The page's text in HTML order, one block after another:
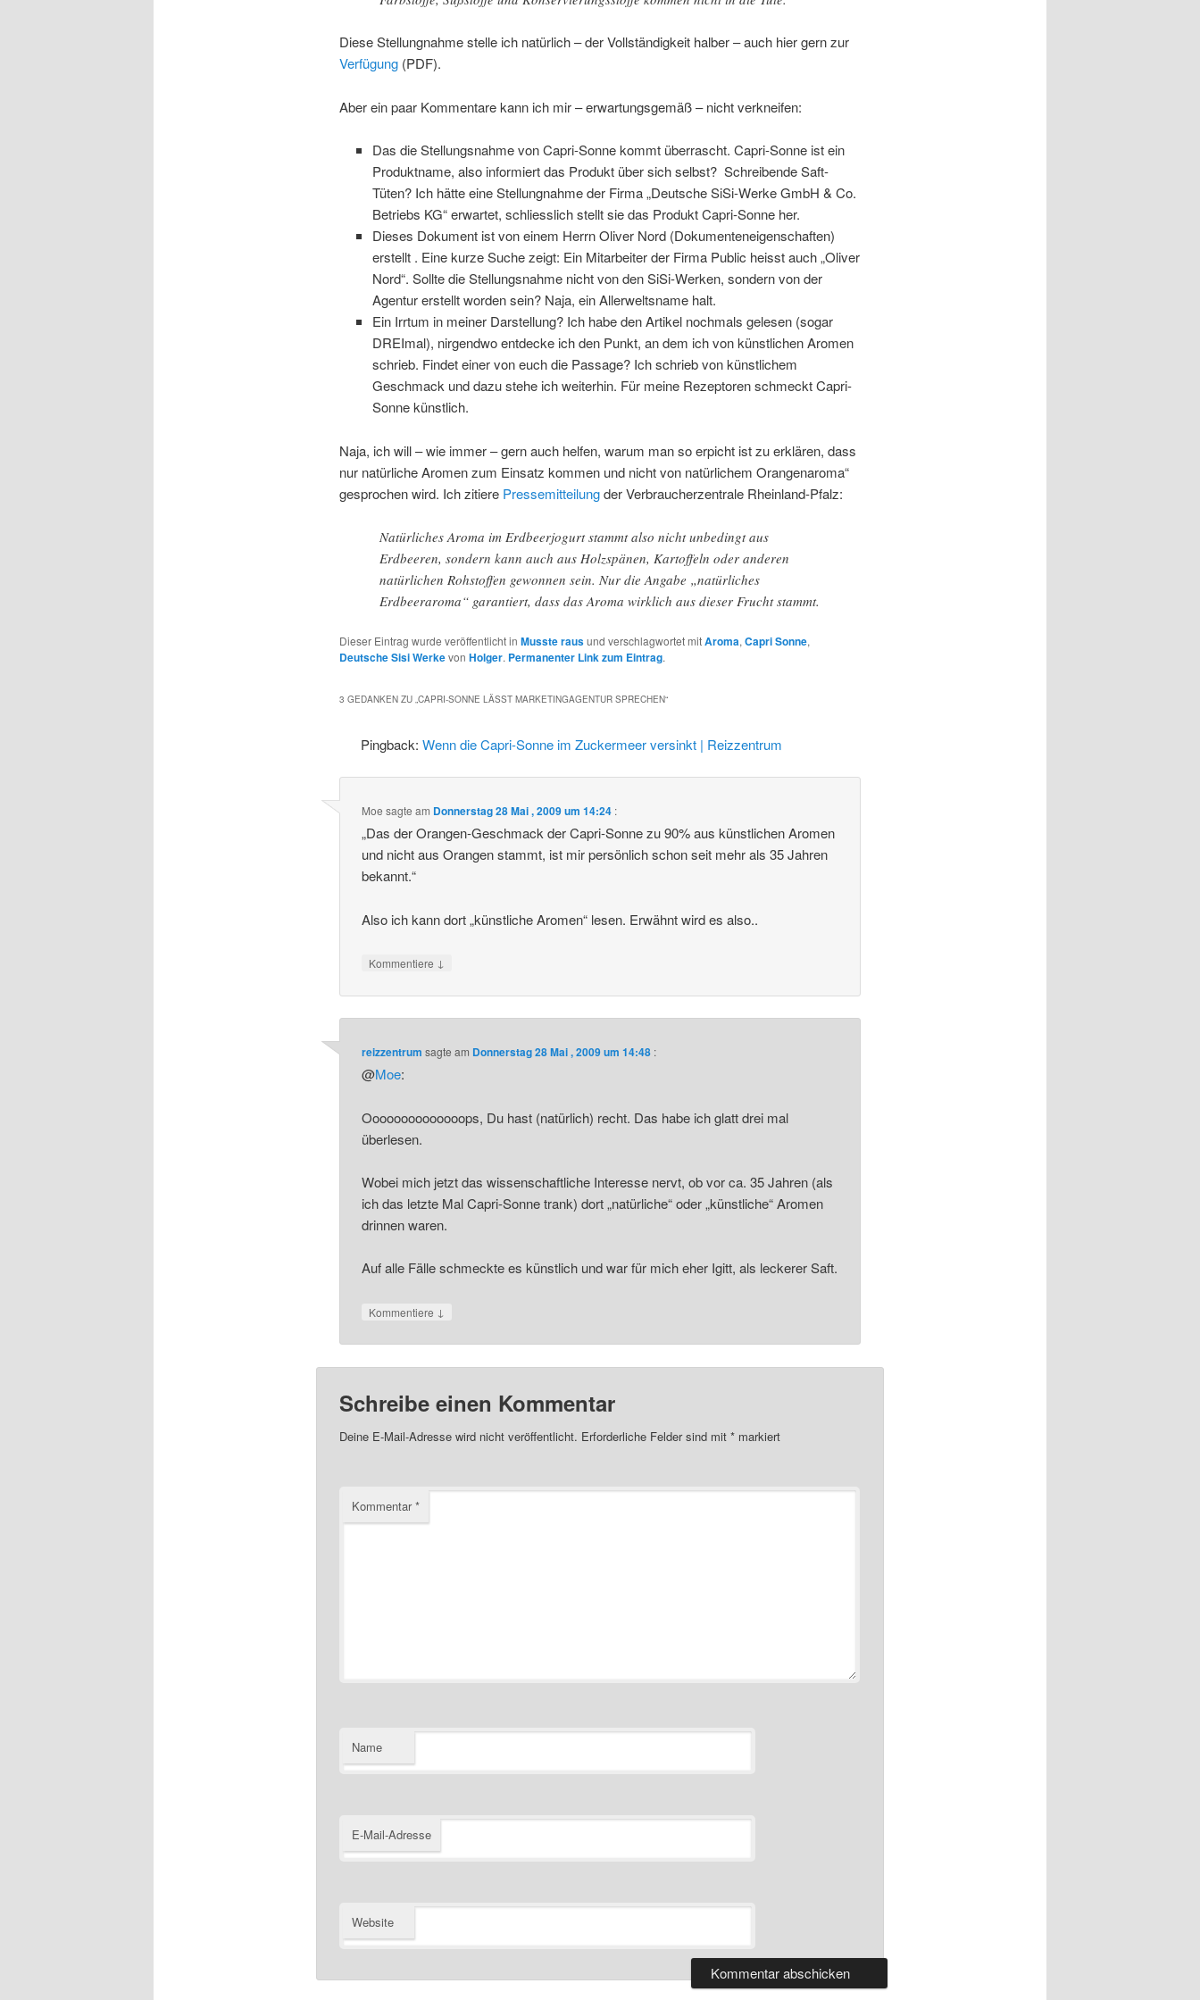
Diese Stellungnahme stelle ich natürlich – der Vollständigkeit halber – auch hier gern zur
Verfügung(PDF).
Aber ein paar Kommentare kann ich mir – erwartungsgemäß – nicht verkneifen:
Das die Stellungsnahme von Capri-Sonne kommt überrascht. Capri-Sonne ist ein
Produktname, also informiert das Produkt über sich selbst? Schreibende Saft-
Tüten? Ich hätte eine Stellungnahme der Firma „Deutsche SiSi-Werke GmbH & Co.
Betriebs KG“ erwartet, schliesslich stellt sie das Produkt Capri-Sonne her.
Dieses Dokument ist von einem Herrn Oliver Nord (Dokumenteneigenschaften)
erstellt . Eine kurze Suche zeigt: Ein Mitarbeiter der Firma Public heisst auch „Oliver
Nord“. Sollte die Stellungsnahme nicht von den SiSi-Werken, sondern von der
Agentur erstellt worden sein? Naja, ein Allerweltsname halt.
Ein Irrtum in meiner Darstellung? Ich habe den Artikel nochmals gelesen (sogar
DREImal), nirgendwo entdecke ich den Punkt, an dem ich von künstlichen Aromen
schrieb. Findet einer von euch die Passage? Ich schrieb von künstlichem
Geschmack und dazu stehe ich weiterhin. Für meine Rezeptoren schmeckt Capri-
Sonne künstlich.
Naja, ich will – wie immer – gern auch helfen, warum man so erpicht ist zu erklären, dass
nur natürliche Aromen zum Einsatz kommen und nicht von natürlichem Orangenaroma“
gesprochen wird. Ich zitiere Pressemitteilungder Verbraucherzentrale Rheinland-Pfalz:
Natürliches Aroma im Erdbeerjogurt stammt also nicht unbedingt aus
Erdbeeren, sondern kann auch aus Holzspänen, Kartoffeln oder anderen
natürlichen Rohstoffen gewonnen sein. Nur die Angabe „natürliches
Erdbeeraroma“ garantiert, dass das Aroma wirklich aus dieser Frucht stammt.
Dieser Eintrag wurde veröffentlicht in Musste rausund verschlagwortet mitAroma, Capri Sonne,
Deutsche Sisi Werkevon Holger. Permanenter Link zum Eintrag.
3 GEDANKEN ZU „ CAPRI-SONNE LÄSST MARKETINGAGENTUR SPRECHEN“
Pingback:Wenn die Capri-Sonne im Zuckermeer versinkt | Reizzentrum
Moe sagte am Donnerstag 28 Mai , 2009 um 14:24 :
„Das der Orangen-Geschmack der Capri-Sonne zu 90% aus künstlichen Aromen
und nicht aus Orangen stammt, ist mir persönlich schon seit mehr als 35 Jahren
bekannt.“
Also ich kann dort „künstliche Aromen“ lesen. Erwähnt wird es also..
Kommentiere ↓
reizzentrum sagte am Donnerstag 28 Mai , 2009 um 14:48 :
@Moe:
Oooooooooooooops, Du hast (natürlich) recht. Das habe ich glatt drei mal
überlesen.
Wobei mich jetzt das wissenschaftliche Interesse nervt, ob vor ca. 35 Jahren (als
ich das letzte Mal Capri-Sonne trank) dort „natürliche“ oder „künstliche“ Aromen
drinnen waren.
Auf alle Fälle schmeckte es künstlich und war für mich eher Igitt, als leckerer Saft.
Kommentiere ↓
Schreibe einen Kommentar
Deine E-Mail-Adresse wird nicht veröffentlicht. Erforderliche Felder sind mit *markiert
Kommentar*
Name
E-Mail-Adresse
Website